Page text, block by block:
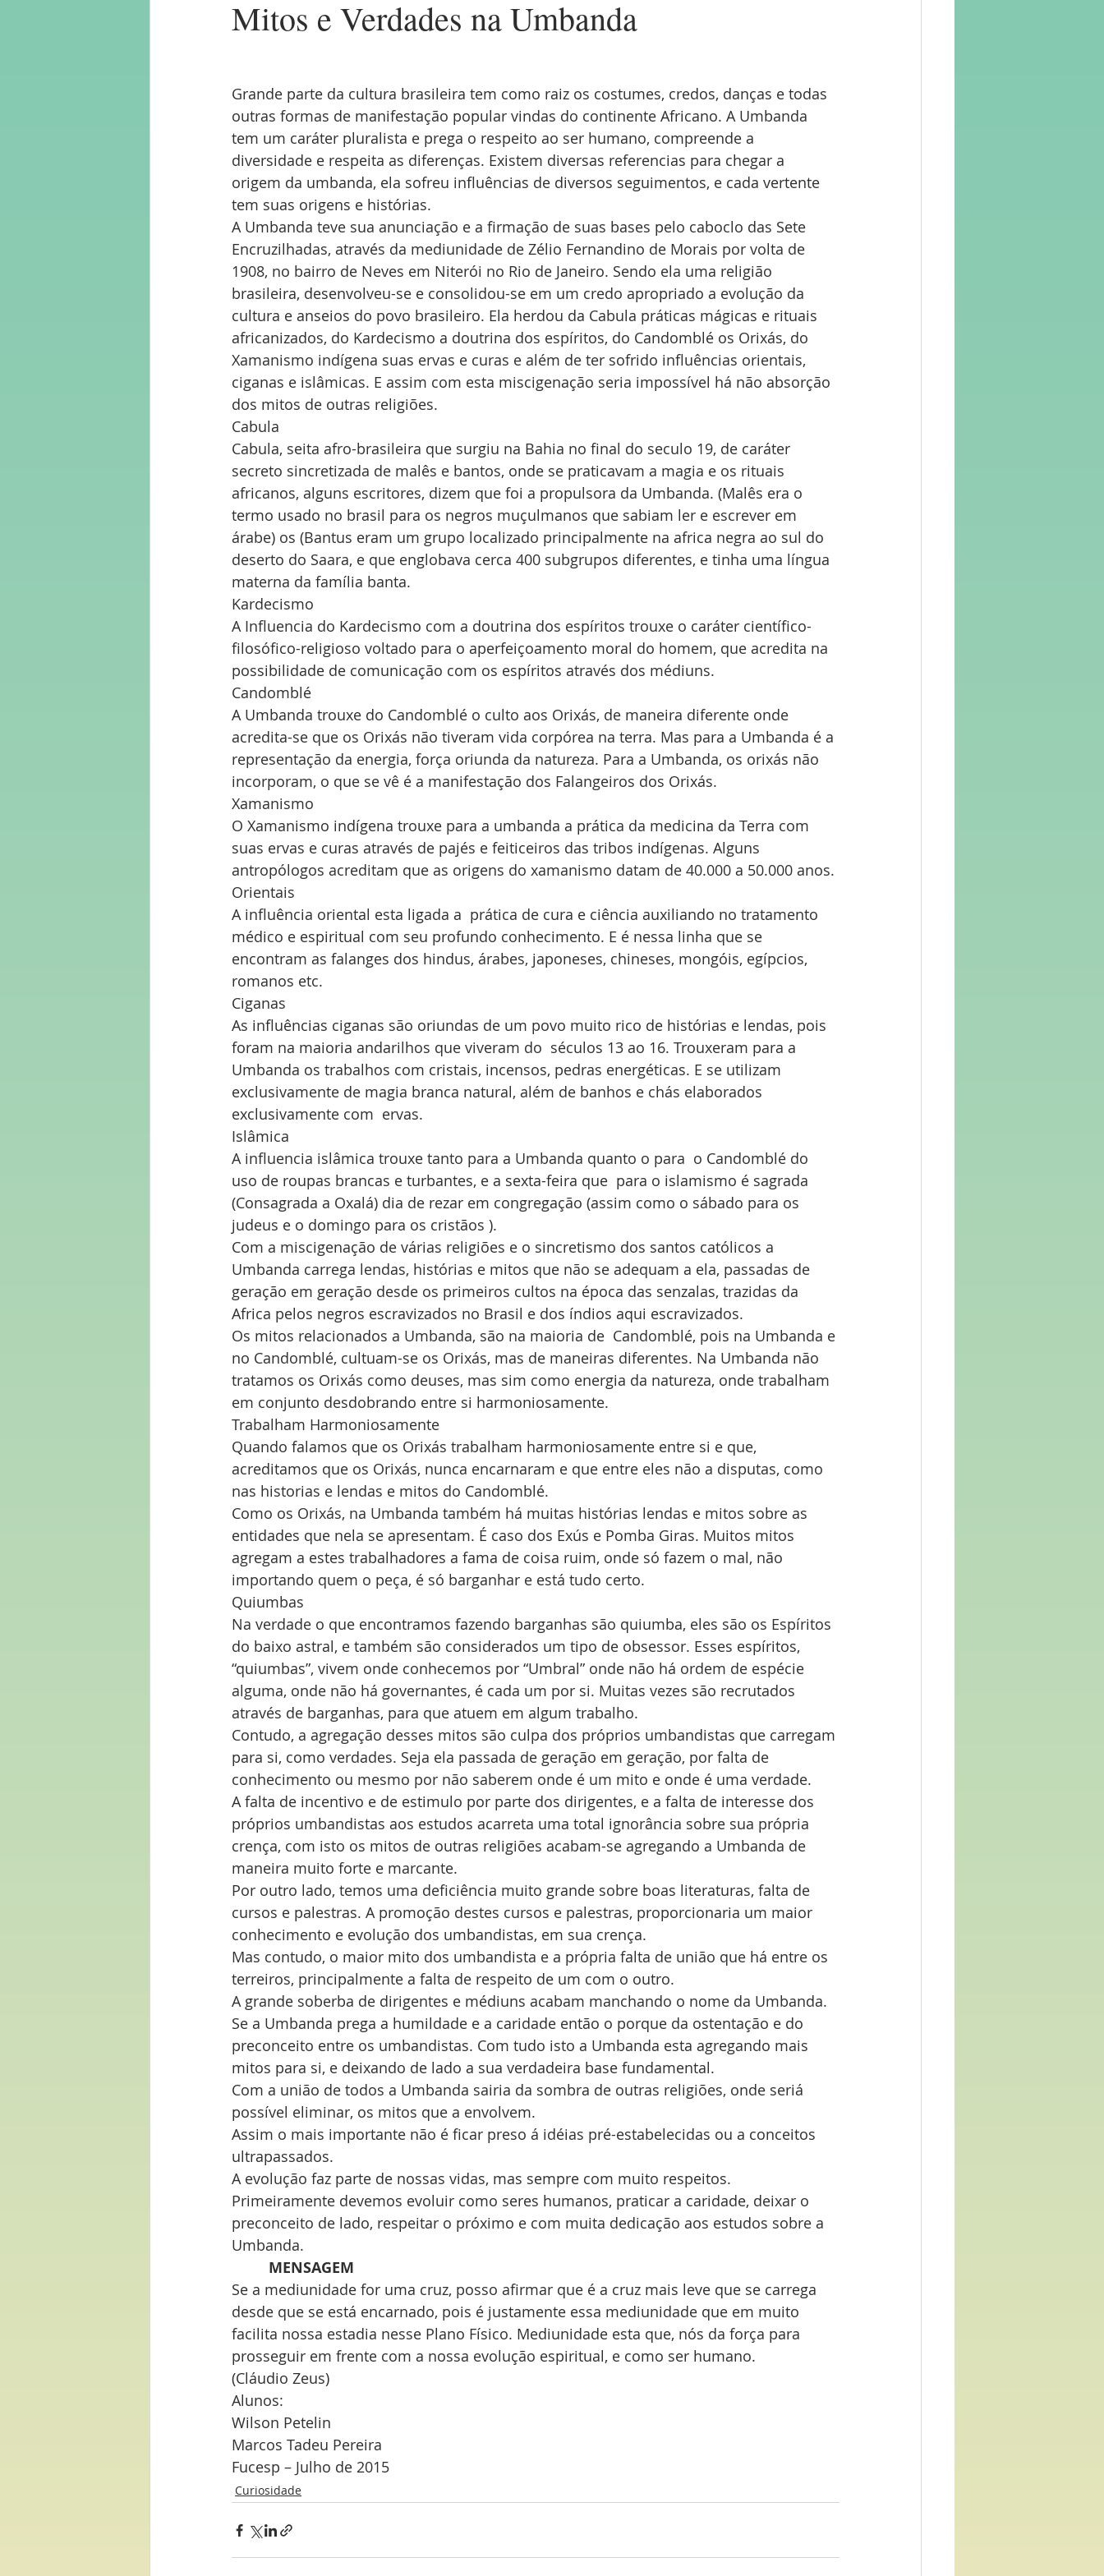
Mitos e Verdades na Umbanda
Grande parte da cultura brasileira tem como raiz os costumes, credos, danças e todas
outras formas de manifestação popular vindas do continente Africano. A Umbanda
tem um caráter pluralista e prega o respeito ao ser humano, compreende a
diversidade e respeita as diferenças. Existem diversas referencias para chegar a
origem da umbanda, ela sofreu influências de diversos seguimentos, e cada vertente
tem suas origens e histórias.
A Umbanda teve sua anunciação e a firmação de suas bases pelo caboclo das Sete
Encruzilhadas, através da mediunidade de Zélio Fernandino de Morais por volta de
1908, no bairro de Neves em Niterói no Rio de Janeiro. Sendo ela uma religião
brasileira, desenvolveu-se e consolidou-se em um credo apropriado a evolução da
cultura e anseios do povo brasileiro. Ela herdou da Cabula práticas mágicas e rituais
africanizados, do Kardecismo a doutrina dos espíritos, do Candomblé os Orixás, do
Xamanismo indígena suas ervas e curas e além de ter sofrido influências orientais,
ciganas e islâmicas. E assim com esta miscigenação seria impossível há não absorção
dos mitos de outras religiões.
Cabula
Cabula, seita afro-brasileira que surgiu na Bahia no final do seculo 19, de caráter
secreto sincretizada de malês e bantos, onde se praticavam a magia e os rituais
africanos, alguns escritores, dizem que foi a propulsora da Umbanda. (Malês era o
termo usado no brasil para os negros muçulmanos que sabiam ler e escrever em
árabe) os (Bantus eram um grupo localizado principalmente na africa negra ao sul do
deserto do Saara, e que englobava cerca 400 subgrupos diferentes, e tinha uma língua
materna da família banta.
Kardecismo
A Influencia do Kardecismo com a doutrina dos espíritos trouxe o caráter científico-
filosófico-religioso voltado para o aperfeiçoamento moral do homem, que acredita na
possibilidade de comunicação com os espíritos através dos médiuns.
Candomblé
A Umbanda trouxe do Candomblé o culto aos Orixás, de maneira diferente onde
acredita-se que os Orixás não tiveram vida corpórea na terra. Mas para a Umbanda é a
representação da energia, força oriunda da natureza. Para a Umbanda, os orixás não
incorporam, o que se vê é a manifestação dos Falangeiros dos Orixás.
Xamanismo
O Xamanismo indígena trouxe para a umbanda a prática da medicina da Terra com
suas ervas e curas através de pajés e feiticeiros das tribos indígenas. Alguns
antropólogos acreditam que as origens do xamanismo datam de 40.000 a 50.000 anos.
Orientais
A influência oriental esta ligada a  prática de cura e ciência auxiliando no tratamento
médico e espiritual com seu profundo conhecimento. E é nessa linha que se
encontram as falanges dos hindus, árabes, japoneses, chineses, mongóis, egípcios,
romanos etc.
Ciganas
As influências ciganas são oriundas de um povo muito rico de histórias e lendas, pois
foram na maioria andarilhos que viveram do  séculos 13 ao 16. Trouxeram para a
Umbanda os trabalhos com cristais, incensos, pedras energéticas. E se utilizam
exclusivamente de magia branca natural, além de banhos e chás elaborados
exclusivamente com  ervas.
Islâmica
A influencia islâmica trouxe tanto para a Umbanda quanto o para  o Candomblé do
uso de roupas brancas e turbantes, e a sexta-feira que  para o islamismo é sagrada
(Consagrada a Oxalá) dia de rezar em congregação (assim como o sábado para os
judeus e o domingo para os cristãos ).
Com a miscigenação de várias religiões e o sincretismo dos santos católicos a
Umbanda carrega lendas, histórias e mitos que não se adequam a ela, passadas de
geração em geração desde os primeiros cultos na época das senzalas, trazidas da
Africa pelos negros escravizados no Brasil e dos índios aqui escravizados.
Os mitos relacionados a Umbanda, são na maioria de  Candomblé, pois na Umbanda e
no Candomblé, cultuam-se os Orixás, mas de maneiras diferentes. Na Umbanda não
tratamos os Orixás como deuses, mas sim como energia da natureza, onde trabalham
em conjunto desdobrando entre si harmoniosamente.
Trabalham Harmoniosamente
Quando falamos que os Orixás trabalham harmoniosamente entre si e que,
acreditamos que os Orixás, nunca encarnaram e que entre eles não a disputas, como
nas historias e lendas e mitos do Candomblé.
Como os Orixás, na Umbanda também há muitas histórias lendas e mitos sobre as
entidades que nela se apresentam. É caso dos Exús e Pomba Giras. Muitos mitos
agregam a estes trabalhadores a fama de coisa ruim, onde só fazem o mal, não
importando quem o peça, é só barganhar e está tudo certo.
Quiumbas
Na verdade o que encontramos fazendo barganhas são quiumba, eles são os Espíritos
do baixo astral, e também são considerados um tipo de obsessor. Esses espíritos,
“quiumbas”, vivem onde conhecemos por “Umbral” onde não há ordem de espécie
alguma, onde não há governantes, é cada um por si. Muitas vezes são recrutados
através de barganhas, para que atuem em algum trabalho.
Contudo, a agregação desses mitos são culpa dos próprios umbandistas que carregam
para si, como verdades. Seja ela passada de geração em geração, por falta de
conhecimento ou mesmo por não saberem onde é um mito e onde é uma verdade.
A falta de incentivo e de estimulo por parte dos dirigentes, e a falta de interesse dos
próprios umbandistas aos estudos acarreta uma total ignorância sobre sua própria
crença, com isto os mitos de outras religiões acabam-se agregando a Umbanda de
maneira muito forte e marcante.
Por outro lado, temos uma deficiência muito grande sobre boas literaturas, falta de
cursos e palestras. A promoção destes cursos e palestras, proporcionaria um maior
conhecimento e evolução dos umbandistas, em sua crença.
Mas contudo, o maior mito dos umbandista e a própria falta de união que há entre os
terreiros, principalmente a falta de respeito de um com o outro.
A grande soberba de dirigentes e médiuns acabam manchando o nome da Umbanda.
Se a Umbanda prega a humildade e a caridade então o porque da ostentação e do
preconceito entre os umbandistas. Com tudo isto a Umbanda esta agregando mais
mitos para si, e deixando de lado a sua verdadeira base fundamental.
Com a união de todos a Umbanda sairia da sombra de outras religiões, onde seriá
possível eliminar, os mitos que a envolvem.
Assim o mais importante não é ficar preso á idéias pré-estabelecidas ou a conceitos
ultrapassados.
A evolução faz parte de nossas vidas, mas sempre com muito respeitos.
Primeiramente devemos evoluir como seres humanos, praticar a caridade, deixar o
preconceito de lado, respeitar o próximo e com muita dedicação aos estudos sobre a
Umbanda.
MENSAGEM
Se a mediunidade for uma cruz, posso afirmar que é a cruz mais leve que se carrega
desde que se está encarnado, pois é justamente essa mediunidade que em muito
facilita nossa estadia nesse Plano Físico. Mediunidade esta que, nós da força para
prosseguir em frente com a nossa evolução espiritual, e como ser humano.
(Cláudio Zeus)
Alunos:
Wilson Petelin
Marcos Tadeu Pereira
Fucesp – Julho de 2015
Curiosidade